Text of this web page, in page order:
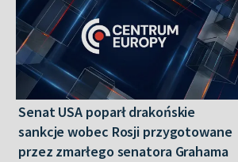
Senat USA poparł drakońskie
sankcje wobec Rosji przygotowane
przez zmarłego senatora Grahama